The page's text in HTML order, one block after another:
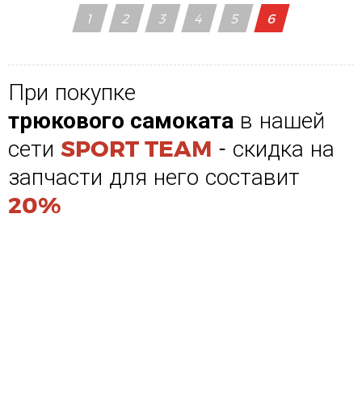
1 2 3 4 5 6
При покупке
трюкового самоката в нашей
сети SPORT TEAM - скидка на
запчасти для него составит
20%